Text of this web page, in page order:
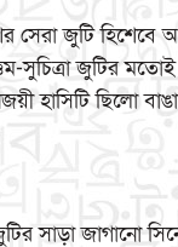
সেরা জুটি হিশেবে
সুচিত্রা জুটির
হাসিটি ছিলো
সাড়া জাগানো